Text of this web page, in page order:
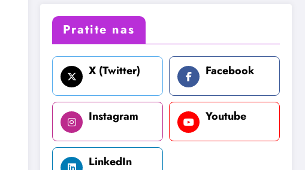
Pratite nas
X (Twitter) Facebook
Instagram Youtube
LinkedIn